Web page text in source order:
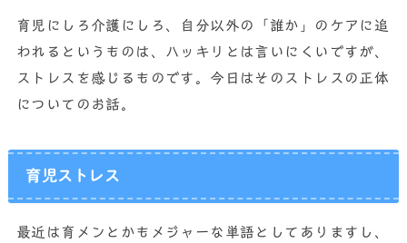
育児にしろ介護にしろ、自分以外の「誰か」のケアに追
われるというものは、ハッキリとは言いにくいですが、
ストレスを感じるものです。今日はそのストレスの正体
についてのお話。
育児ストレス
最近は育メンとかもメジャーな単語としてありますし、